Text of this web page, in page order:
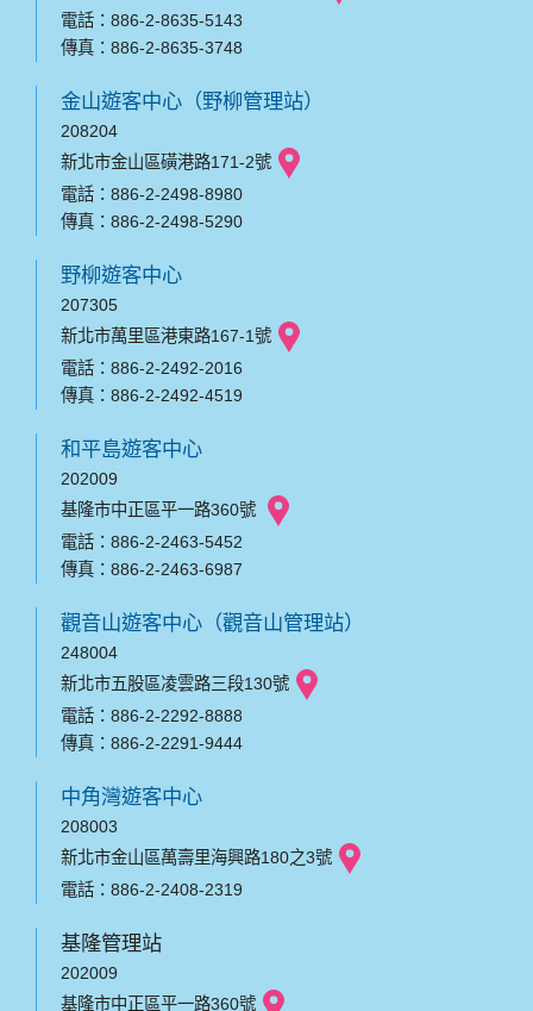
電話：886-2-8635-5143
傳真：886-2-8635-3748
金山遊客中心（野柳管理站）
208204
新北市金山區磺港路171-2號
電話：886-2-2498-8980
傳真：886-2-2498-5290
野柳遊客中心
207305
新北市萬里區港東路167-1號
電話：886-2-2492-2016
傳真：886-2-2492-4519
和平島遊客中心
202009
基隆市中正區平一路360號
電話：886-2-2463-5452
傳真：886-2-2463-6987
觀音山遊客中心（觀音山管理站）
248004
新北市五股區凌雲路三段130號
電話：886-2-2292-8888
傳真：886-2-2291-9444
中角灣遊客中心
208003
新北市金山區萬壽里海興路180之3號
電話：886-2-2408-2319
基隆管理站
202009
基隆市中正區平一路360號